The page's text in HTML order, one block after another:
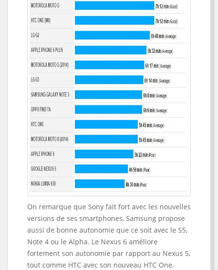
On remarque que Sony fait fort avec les nouvelles
versions de ses smartphones, Samsung propose
aussi de bonne autonomie que ce soit avec le S5,
Note 4 ou le Alpha. Le Nexus 6 améliore
fortement son autonomie par rapport au Nexus 5,
tout comme HTC avec son nouveau HTC One.